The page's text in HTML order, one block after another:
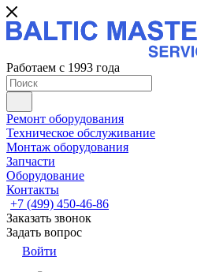
Работаем с 1993 года
Ремонт оборудования
Техническое обслуживание
Монтаж оборудования
Запчасти
Оборудование
Контакты
+7 (499) 450-46-86
Заказать звонок
Задать вопрос
Войти